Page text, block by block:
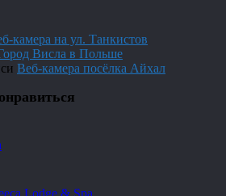
камера на ул. Танкистов
Висла в Польше
Веб-камера посёлка Айхал
Lodge & Spa